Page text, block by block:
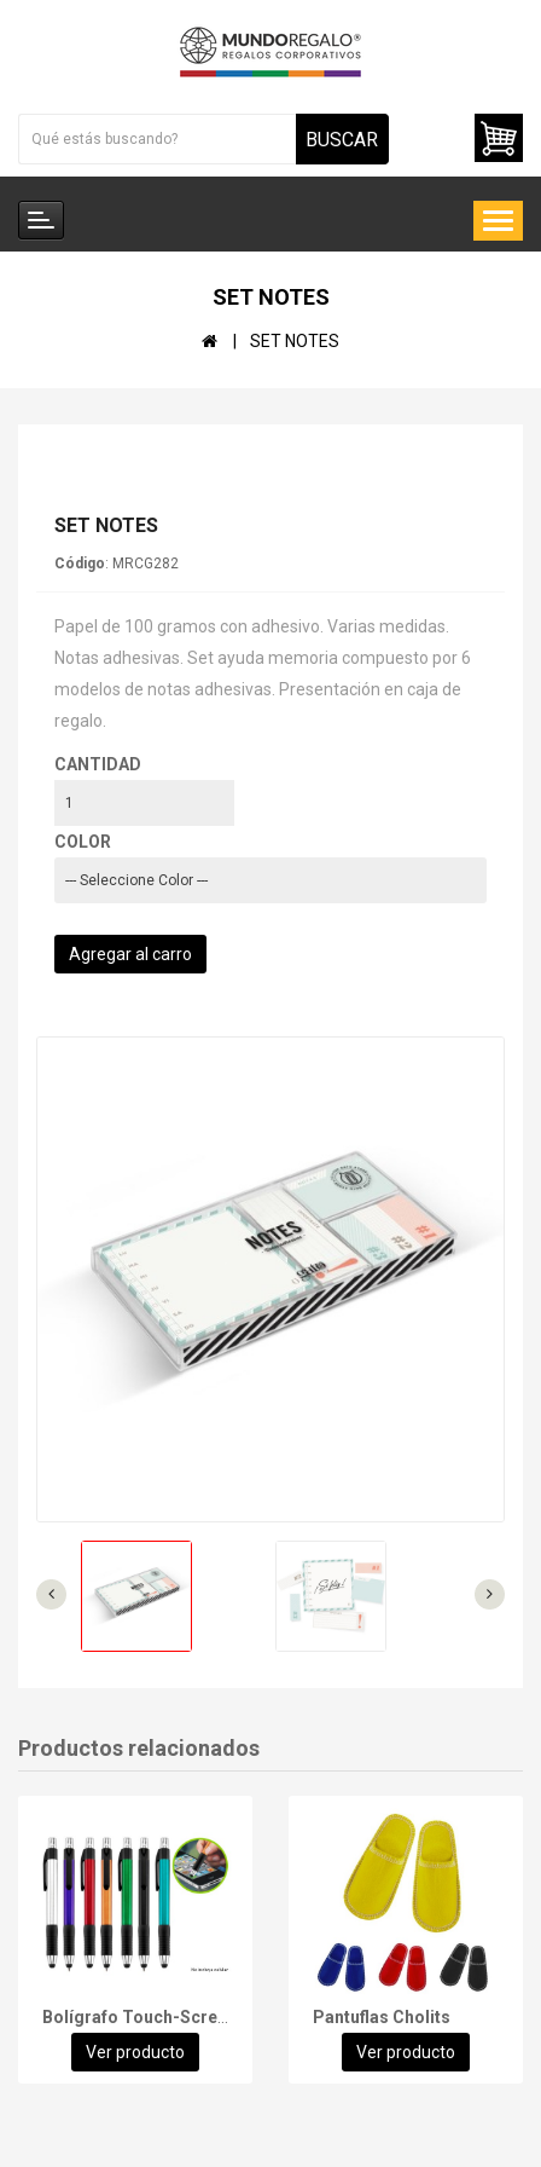
BUSCAR
SET NOTES
SET NOTES
SET NOTES
Código: MRCG282
Papel de 100 gramos con adhesivo. Varias medidas.
Notas adhesivas. Set ayuda memoria compuesto por 6
modelos de notas adhesivas. Presentación en caja de
regalo.
CANTIDAD
COLOR
Productos relacionados
Ver producto
Pantuflas Cholits
Ver producto